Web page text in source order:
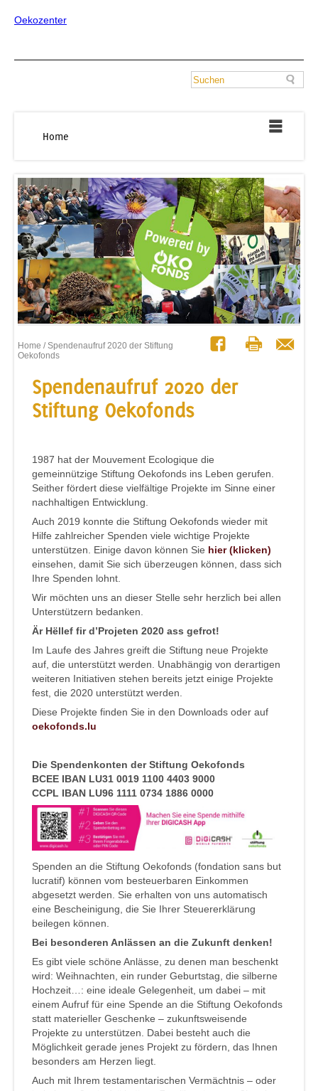
Oekozenter
Home
Home / Spendenaufruf 2020 der Stiftung
Oekofonds
Spendenaufruf 2020 der
Stiftung Oekofonds
1987 hat der Mouvement Ecologique die
gemeinnützige Stiftung Oekofonds ins Leben gerufen.
Seither fördert diese vielfältige Projekte im Sinne einer
nachhaltigen Entwicklung.
Auch 2019 konnte die Stiftung Oekofonds wieder mit
Hilfe zahlreicher Spenden viele wichtige Projekte
unterstützen. Einige davon können Sie hier (klicken)
einsehen, damit Sie sich überzeugen können, dass sich
Ihre Spenden lohnt.
Wir möchten uns an dieser Stelle sehr herzlich bei allen
Unterstützern bedanken.
Är Hëllef fir d’Projeten 2020 ass gefrot!
Im Laufe des Jahres greift die Stiftung neue Projekte
auf, die unterstützt werden. Unabhängig von derartigen
weiteren Initiativen stehen bereits jetzt einige Projekte
fest, die 2020 unterstützt werden.
Diese Projekte finden Sie in den Downloads oder auf
oekofonds.lu
Die Spendenkonten der Stiftung Oekofonds
BCEE IBAN LU31 0019 1100 4403 9000
CCPL IBAN LU96 1111 0734 1886 0000
Spenden an die Stiftung Oekofonds (fondation sans but
lucratif) können vom besteuerbaren Einkommen
abgesetzt werden. Sie erhalten von uns automatisch
eine Bescheinigung, die Sie Ihrer Steuererklärung
beilegen können.
Bei besonderen Anlässen an die Zukunft denken!
Es gibt viele schöne Anlässe, zu denen man beschenkt
wird: Weihnachten, ein runder Geburtstag, die silberne
Hochzeit…: eine ideale Gelegenheit, um dabei – mit
einem Aufruf für eine Spende an die Stiftung Oekofonds
statt materieller Geschenke – zukunftsweisende
Projekte zu unterstützen. Dabei besteht auch die
Möglichkeit gerade jenes Projekt zu fördern, das Ihnen
besonders am Herzen liegt.
Auch mit Ihrem testamentarischen Vermächtnis – oder